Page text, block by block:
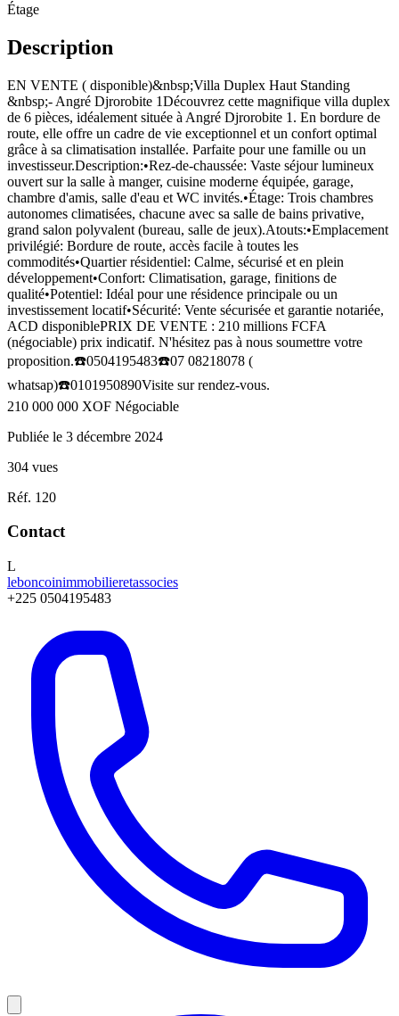
Étage
Description
EN VENTE ( disponible)&nbsp;Villa Duplex Haut Standing
&nbsp;- Angré Djrorobite 1Découvrez cette magnifique villa duplex
de 6 pièces, idéalement située à Angré Djrorobite 1. En bordure de
route, elle offre un cadre de vie exceptionnel et un confort optimal
grâce à sa climatisation installée. Parfaite pour une famille ou un
investisseur.Description:•Rez-de-chaussée: Vaste séjour lumineux
ouvert sur la salle à manger, cuisine moderne équipée, garage,
chambre d'amis, salle d'eau et WC invités.•Étage: Trois chambres
autonomes climatisées, chacune avec sa salle de bains privative,
grand salon polyvalent (bureau, salle de jeux).Atouts:•Emplacement
privilégié: Bordure de route, accès facile à toutes les
commodités•Quartier résidentiel: Calme, sécurisé et en plein
développement•Confort: Climatisation, garage, finitions de
qualité•Potentiel: Idéal pour une résidence principale ou un
investissement locatif•Sécurité: Vente sécurisée et garantie notariée,
ACD disponiblePRIX DE VENTE : 210 millions FCFA
(négociable) prix indicatif. N'hésitez pas à nous soumettre votre
proposition.☎️0504195483☎️07 08218078 (
whatsap)☎️0101950890Visite sur rendez-vous.
210 000 000 XOF Négociable
Publiée le 3 décembre 2024
304 vues
Réf. 120
Contact
L
leboncoinimmobilieretassocies
+225 0504195483